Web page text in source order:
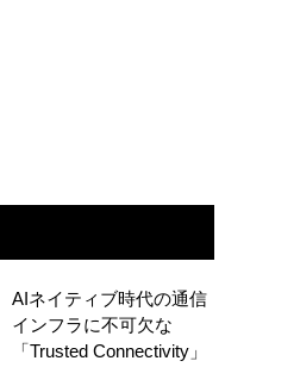
AIネイティブ時代の通信
インフラに不可欠な
「Trusted Connectivity」